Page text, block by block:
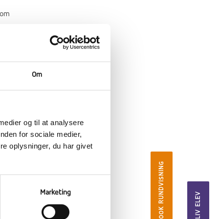
Om
og til at analysere
for sociale medier,
oplysninger, du har givet
Marketing BOOK RUNDVISNING BLIV ELEV
Vi